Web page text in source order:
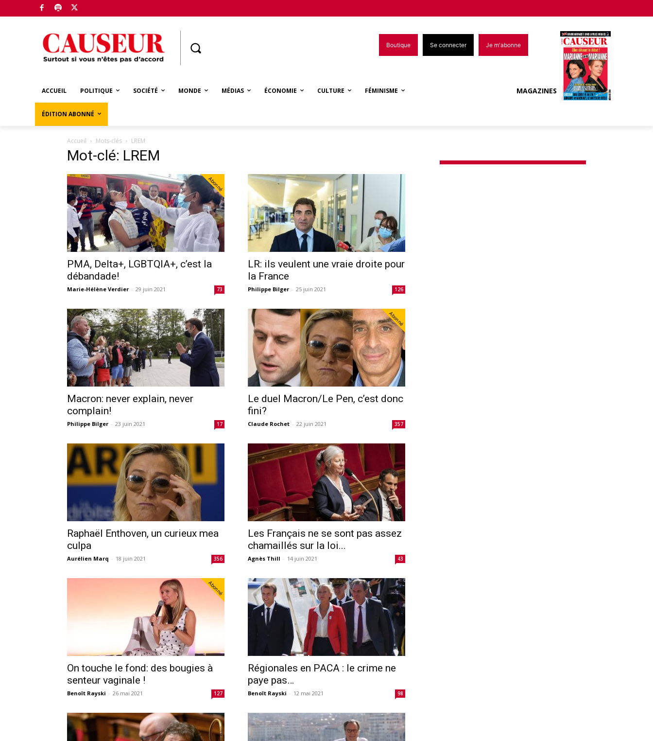
Boutique Se connecter Je m'abonne
ACCUEIL POLITIQUE SOCIÉTÉ MONDE MÉDIAS ÉCONOMIE CULTURE FÉMINISME
ÉDITION ABONNÉ
MAGAZINES
Accueil Mots-clés LREM
Mot-clé: LREM
Abonné
PMA, Delta+, LGBTQIA+, c’est la
débandade!
Marie-Hélène Verdier - 29 juin 2021 73
LR: ils veulent une vraie droite pour
la France
Philippe Bilger - 25 juin 2021 126
Macron: never explain, never
complain!
Philippe Bilger - 23 juin 2021 17
Abonné
Le duel Macron/Le Pen, c’est donc
fini?
Claude Rochet - 22 juin 2021 357
Raphaël Enthoven, un curieux mea
culpa
Aurélien Marq - 18 juin 2021 356
Les Français ne se sont pas assez
chamaillés sur la loi...
Agnès Thill - 14 juin 2021 43
Abonné
On touche le fond: des bougies à
senteur vaginale !
Benoît Rayski - 26 mai 2021 127
Régionales en PACA : le crime ne
paye pas…
Benoît Rayski - 12 mai 2021 98